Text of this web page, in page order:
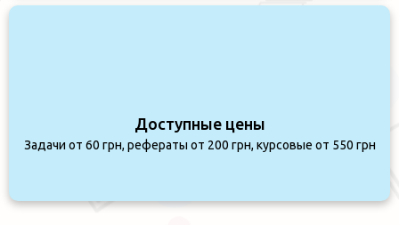
Доступные цены
Задачи от 60 грн, рефераты от 200 грн, курсовые от 550 грн